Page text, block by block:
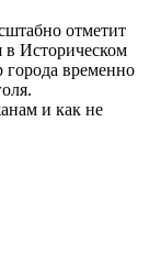
отметит
в Историческом
города временно
и как не